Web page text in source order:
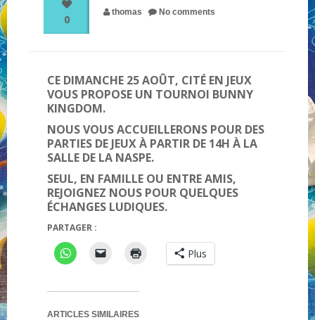
QUI SOMMES-NOUS ?
NOUS CONTACTER !
0
thomas No comments
CE DIMANCHE 25 AOÛT, CITÉ EN JEUX
VOUS PROPOSE UN TOURNOI BUNNY
KINGDOM.
NOUS VOUS ACCUEILLERONS POUR DES
PARTIES DE JEUX À PARTIR DE 14H À LA
SALLE DE LA NASPE.
SEUL, EN FAMILLE OU ENTRE AMIS,
REJOIGNEZ NOUS POUR QUELQUES
ÉCHANGES LUDIQUES.
PARTAGER :
Plus
ARTICLES SIMILAIRES